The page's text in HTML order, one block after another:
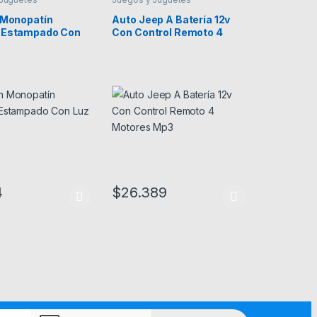
Con
Auto Jeep A Batería 12v
Con Control Remoto 4
$26.389